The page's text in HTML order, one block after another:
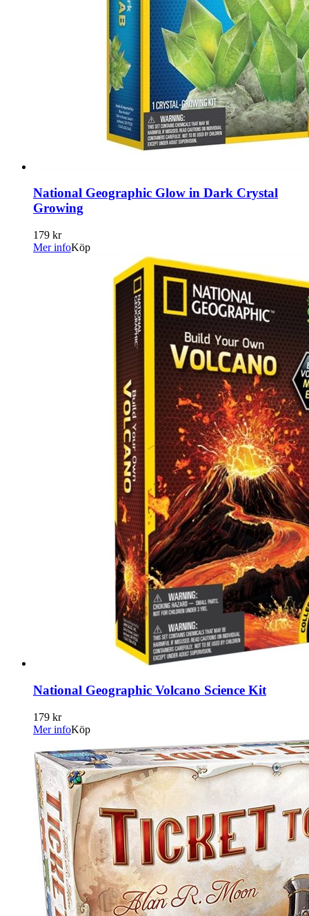
National Geographic Glow in Dark Crystal
Growing
179 kr
Mer infoKöp
National Geographic Volcano Science Kit
179 kr
Mer infoKöp